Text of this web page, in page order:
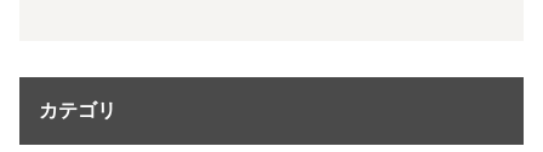
カテゴリ